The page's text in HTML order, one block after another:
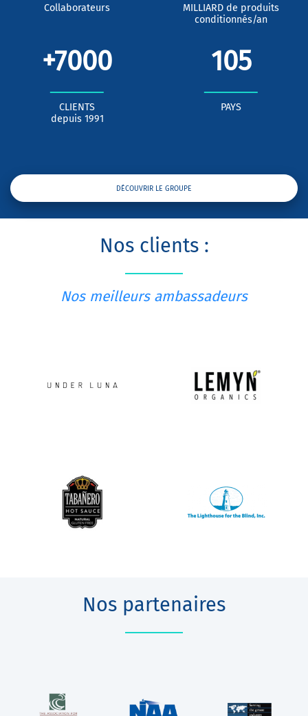
Collaborateurs
MILLIARD de produits
conditionnés/an
+7000
CLIENTS
depuis 1991
105
PAYS
DÉCOUVRIR LE GROUPE
Nos clients :
Nos meilleurs ambassadeurs
Nos partenaires